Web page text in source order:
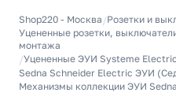
Shop220 - Москва /Розетки и
Уцененные розетки,
монтажа
/Уцененные ЭУИ Systeme
Sedna Schneider Electric ЭУИ
Механизмы коллекции ЭУИ